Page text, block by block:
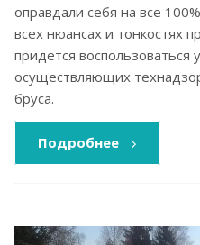
оправдали себя на все
всех нюансах и тонкостях
придется воспользоваться
осуществляющих
бруса.
Подробнее